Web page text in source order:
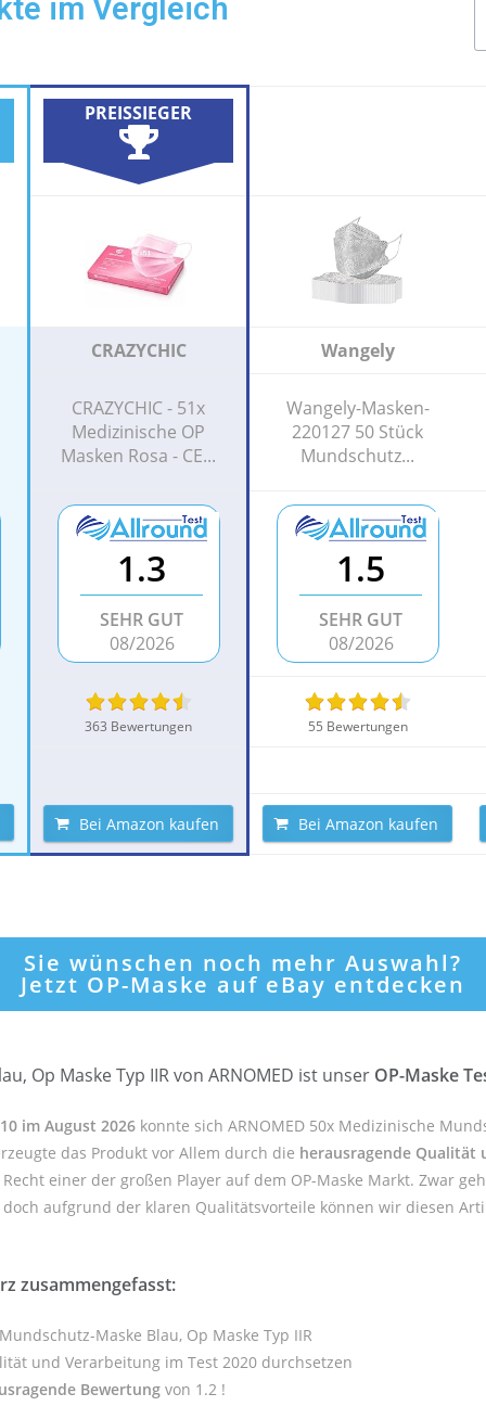
im Vergleich
PREISSIEGER
CRAZYCHIC Wangely
CRAZYCHIC - 51x
Medizinische OP
Masken Rosa - CE...
Wangely-Masken-
220127 50 Stück
Mundschutz...
1.3
SEHR GUT
08/2026
1.5
SEHR GUT
08/2026
363 Bewertungen 55 Bewertungen
Bei Amazon kaufen Bei Amazon kaufen
Sie wünschen noch mehr Auswahl?
Jetzt OP-Maske auf eBay entdecken
Op Maske Typ IIR von ARNOMED ist unser OP-Maske
im August 2026 konnte sich ARNOMED 50x Medizinische
das Produkt vor Allem durch die herausragende Qualität
einer der großen Player auf dem OP-Maske Markt. Zwar
aufgrund der klaren Qualitätsvorteile können wir diesen
zusammengefasst:
Maske Blau, Op Maske Typ IIR
und Verarbeitung im Test 2020 durchsetzen
Bewertung von 1.2 !